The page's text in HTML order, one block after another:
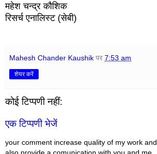
महेश चन्द्र कौशिक
रिसर्च एनालिस्ट (सेबी)
Mahesh Chander Kaushik पर 7:53 am
शेयर करें
कोई टिप्पणी नहीं:
एक टिप्पणी भेजें
your comment increase quality of my work and
also provide a comunication with you and me